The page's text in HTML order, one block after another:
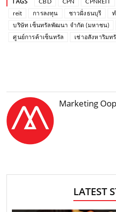
CBD CPN CPNREIT
reit
การลงทุน ชาวฝั่งธนบุรี
บริษัท เซ็นทรัลพัฒนา จำกัด (มหาชน)
ศูนย์การค้าเซ็นทรัล
เช่าอสังหาริมท
Marketing
LATEST